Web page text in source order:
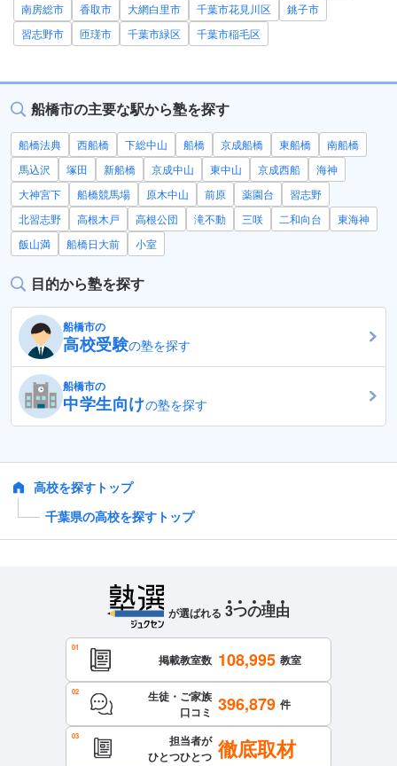
南房総市
香取市 大網白里市 千葉市花見川区
銚子市
習志野市
匝瑳市 千葉市緑区 千葉市稲毛区
船橋市の主要な駅から塾を探す
船橋法典 西船橋 下総中山 船橋 京成船橋 東船橋
南船橋
馬込沢
塚田 新船橋 京成中山 東中山 京成西船
海神
大神宮下
船橋競馬場 原木中山 前原 薬園台
習志野
北習志野
高根木戸 高根公団 滝不動 三咲 二和向台
東海神
飯山満
船橋日大前 小室
目的から塾を探す
船橋市の
高校受験の塾を探す
船橋市の
中学生向けの塾を探す
高校を探すトップ
千葉県の高校を探すトップ
が選ばれる 3つの理由
掲載教室数 108,995 教室
生徒・ご家族
口コミ 396,879 件
担当者が
ひとつひとつ 徹底取材